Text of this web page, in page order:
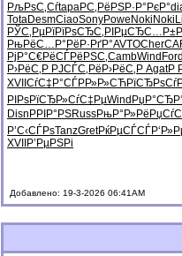
РљРѕС‚СѓtapaР­С‚РёРЅР·Р°РєР°
TotaDesmCiaoSonyPowe Noki Noki
РЎС‚РµРїРїРѕСЂС‚ РІРµСЂС…
РњРёС…Р° РёР·РґР°AVTOCher
РјР°С€РёСЃРёРЅС‚CambWind Ford
Р›РёС‚Р РЈСЃС‚Рё Р›РёС‚Р AgatР
XVII СѓС‡Р°СЃРР»Р»СЋРїСЂРѕСѓ
РІРѕРїСЂР»СѓС‡РµWind
Disn РРІР°РЅRussРњР°Р»Рё
Р’С‹СЃРѕTanzGretРќРµСЃСЃ
XVII Р’РµРЅРі
Добавлено: 19-3-2026 06:41AM